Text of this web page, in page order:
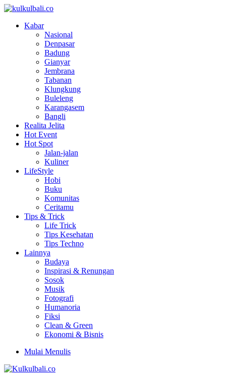
Kabar
Nasional
Denpasar
Badung
Gianyar
Jembrana
Tabanan
Klungkung
Buleleng
Karangasem
Bangli
Realita Jelita
Hot Event
Hot Spot
Jalan-jalan
Kuliner
LifeStyle
Hobi
Buku
Komunitas
Ceritamu
Tips & Trick
Life Trick
Tips Kesehatan
Tips Techno
Lainnya
Budaya
Inspirasi & Renungan
Sosok
Musik
Fotografi
Humanoria
Fiksi
Clean & Green
Ekonomi & Bisnis
Mulai Menulis